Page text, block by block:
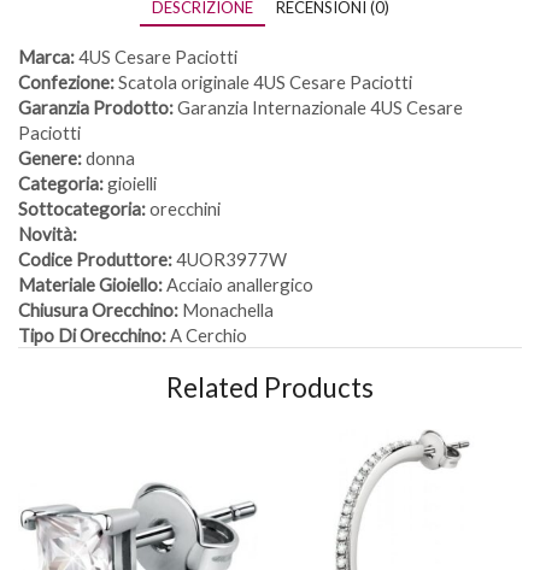
DESCRIZIONE RECENSIONI (0)
Marca:4US Cesare Paciotti
Confezione:Scatola originale 4US Cesare Paciotti
Garanzia Prodotto:Garanzia Internazionale 4US Cesare
Paciotti
Genere:donna
Categoria:gioielli
Sottocategoria:orecchini
Novità:
Codice Produttore:4UOR3977W
Materiale Gioiello:Acciaio anallergico
Chiusura Orecchino: Monachella
Tipo Di Orecchino:A Cerchio
Related Products